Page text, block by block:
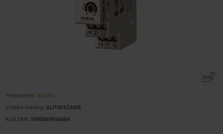
Producent: ZAMEL
Indeks lokalny:ALP001ZAME
Kod EAN: 5903669016656